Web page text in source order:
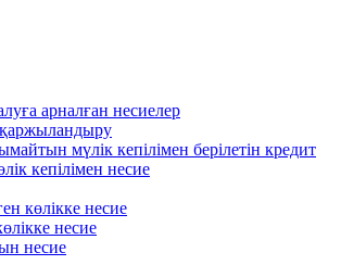
арналған несиелер
мүлік кепілімен берілетін кредит
кепілімен несие
көлікке несие
несие
несие